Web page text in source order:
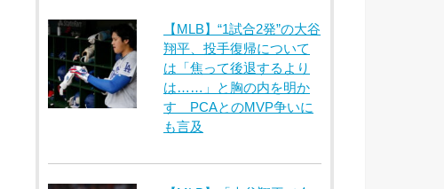
【MLB】“1試合2発”の大谷
翔平、投手復帰について
は「焦って後退するより
は……」と胸の内を明か
す PCAとのMVP争いに
も言及